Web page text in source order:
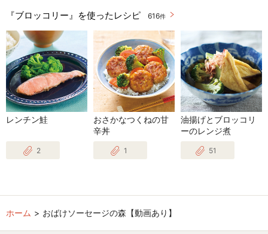
『ブロッコリー』を使ったレシピ 616件
レンチン鮭
2
おさかなつくねの甘
辛丼
1
油揚げとブロッコリ
ーのレンジ煮
51
ホーム おばけソーセージの森【動画あり】